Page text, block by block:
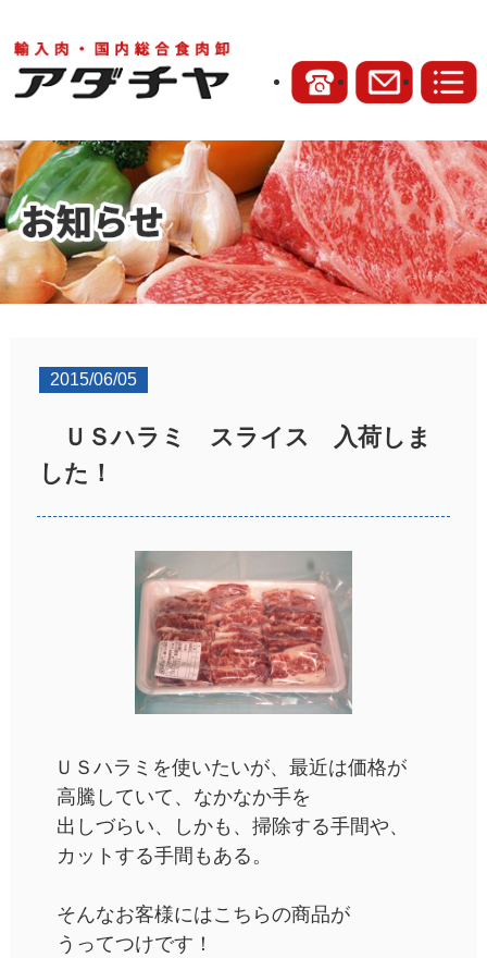
2015/06/05
ＵＳハラミ スライス 入荷しま
した！
ＵＳハラミを使いたいが、最近は価格が
高騰していて、なかなか手を
出しづらい、しかも、掃除する手間や、
カットする手間もある。
そんなお客様にはこちらの商品が
うってつけです！